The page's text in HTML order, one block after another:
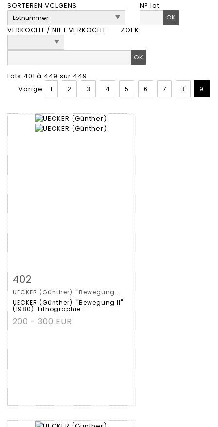
SORTEREN VOLGENS
N° lot
OK
VERKOCHT / NIET VERKOCHT
ZOEK
Lots 401 à 449 sur 449
Vorige
1 2 3 4 5 6 7 8 9
Gedetailleerde
fiche
402
UECKER (Günther). "Bewegung...
UECKER (Günther). "Bewegung II"
(1980). Lithographie...
200 - 300 EUR